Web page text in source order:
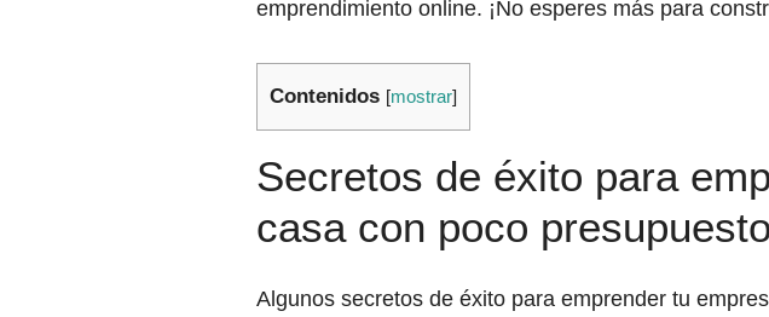
emprendimiento online. ¡No esperes más para
Contenidos [mostrar]
Secretos de éxito para
casa con poco presupuesto
Algunos secretos de éxito para emprender tu